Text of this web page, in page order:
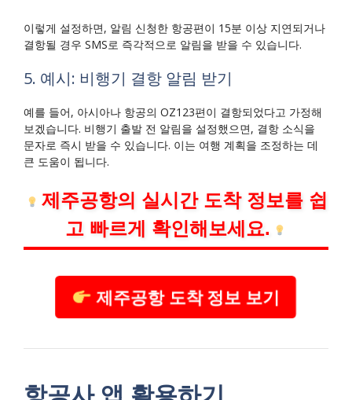
이렇게 설정하면, 알림 신청한 항공편이 15분 이상 지연되거나
결항될 경우 SMS로 즉각적으로 알림을 받을 수 있습니다.
5. 예시: 비행기 결항 알림 받기
예를 들어, 아시아나 항공의 OZ123편이 결항되었다고 가정해
보겠습니다. 비행기 출발 전 알림을 설정했으면, 결항 소식을
문자로 즉시 받을 수 있습니다. 이는 여행 계획을 조정하는 데
큰 도움이 됩니다.
제주공항의 실시간 도착 정보를 쉽
고 빠르게 확인해보세요.
제주공항 도착 정보 보기